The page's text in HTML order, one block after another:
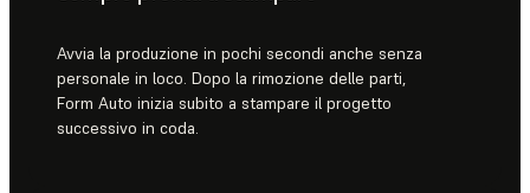
Avvia la produzione in pochi secondi anche senza
personale in loco. Dopo la rimozione delle parti,
Form Auto inizia subito a stampare il progetto
successivo in coda.